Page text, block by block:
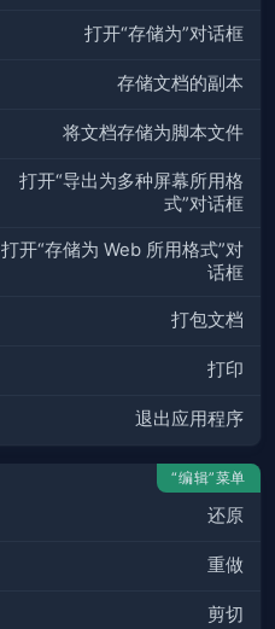
打开“存储为”对话框
存储文档的副本
将文档存储为脚本文件
打开“导出为多种屏幕所用格
式”对话框
打开“存储为 Web 所用格式”对
话框
打包文档
打印
退出应用程序
“编辑”菜单
还原
重做
剪切